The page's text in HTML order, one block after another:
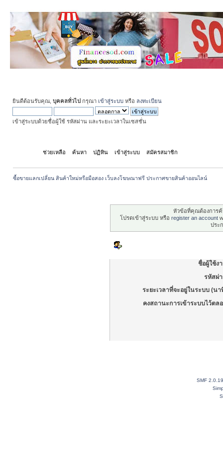
ยินดีต้อนรับคุณ, บุคคลทั่วไป กรุณา เข้าสู่ระบบ หรือ ลงทะเบียน
เข้าสู่ระบบด้วยชื่อผู้ใช้ รหัสผ่าน และระยะเวลาในเซสชั่น
ช่วยเหลือ ค้นหา ปฏิทิน เข้าสู่ระบบ สมัครสมาชิก
ซื้อขายแลกเปลี่ยน สินค้าใหม่หรือมือสอง เว็บลงโฆษณาฟรี ประกาศขายสินค้าออนไลน์
หัวข้อที่คุณต้องการ
โปรดเข้าสู่ระบบ หรือ register an account
ประ
ชื่อผู้ใช้ง
รหัสผ่
ระยะเวลาที่จะอยู่ในระบบ (นา
คงสถานะการเข้าระบบไว้ตล
SMF 2.0.19